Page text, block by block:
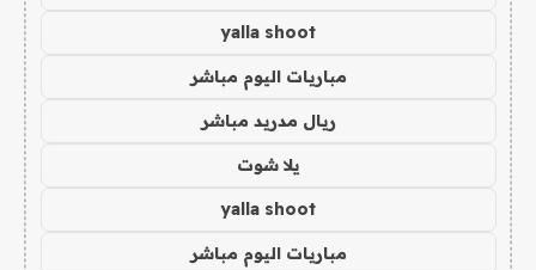
yalla shoot
مباريات اليوم مباشر
ريال مدريد مباشر
يلا شوت
yalla shoot
مباريات اليوم مباشر